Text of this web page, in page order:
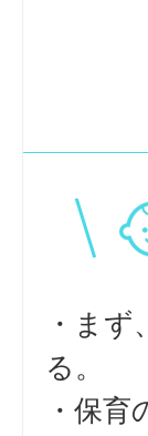
・ま
る。
・保